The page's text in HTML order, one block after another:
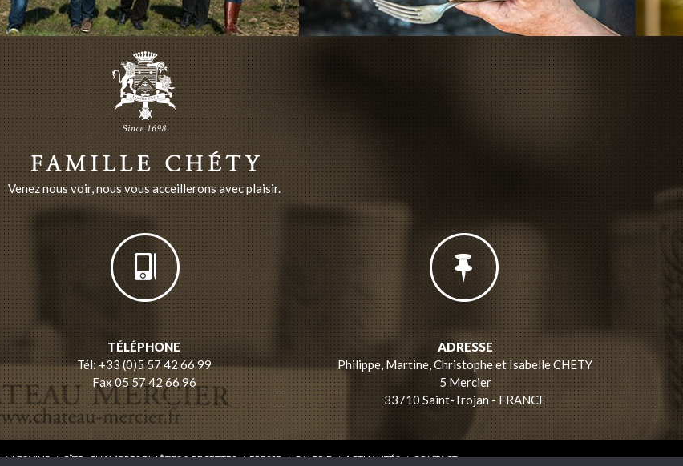
Venez nous voir, nous vous acceillerons avec plaisir.
TÉLÉPHONE
Tél: +33 (0)5 57 42 66 99
Fax 05 57 42 66 96
ADRESSE
Philippe, Martine, Christophe et Isabelle CHETY
5 Mercier
33710 Saint-Trojan - FRANCE
/ LES VINS / GÎTE , CHAMBRES D'HÔTES & RECETTES / PRESSE / GALERIE / ACTUALITÉS / CONTACT